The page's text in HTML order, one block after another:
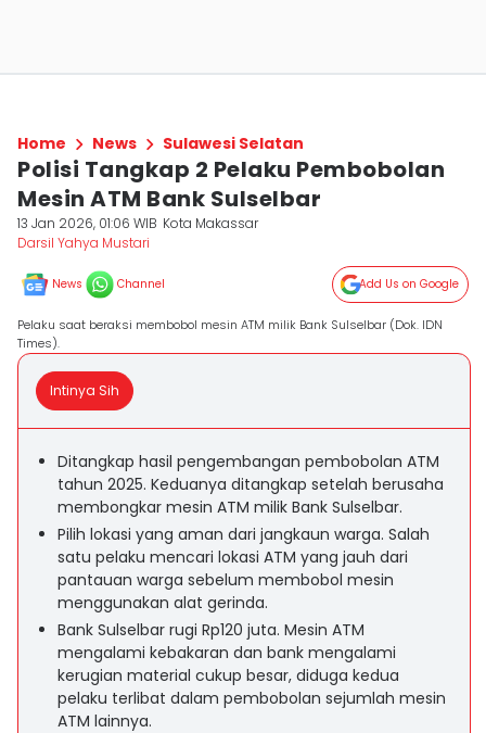
Home News Sulawesi Selatan
Polisi Tangkap 2 Pelaku Pembobolan
Mesin ATM Bank Sulselbar
13 Jan 2026, 01:06 WIB Kota Makassar
Darsil Yahya Mustari
News Channel Add Us on Google
Pelaku saat beraksi membobol mesin ATM milik Bank Sulselbar (Dok. IDN
Times).
Intinya Sih
Ditangkap hasil pengembangan pembobolan ATM
tahun 2025. Keduanya ditangkap setelah berusaha
membongkar mesin ATM milik Bank Sulselbar.
Pilih lokasi yang aman dari jangkaun warga. Salah
satu pelaku mencari lokasi ATM yang jauh dari
pantauan warga sebelum membobol mesin
menggunakan alat gerinda.
Bank Sulselbar rugi Rp120 juta. Mesin ATM
mengalami kebakaran dan bank mengalami
kerugian material cukup besar, diduga kedua
pelaku terlibat dalam pembobolan sejumlah mesin
ATM lainnya.